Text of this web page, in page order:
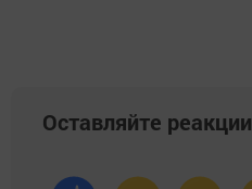
Оставляйте реакции